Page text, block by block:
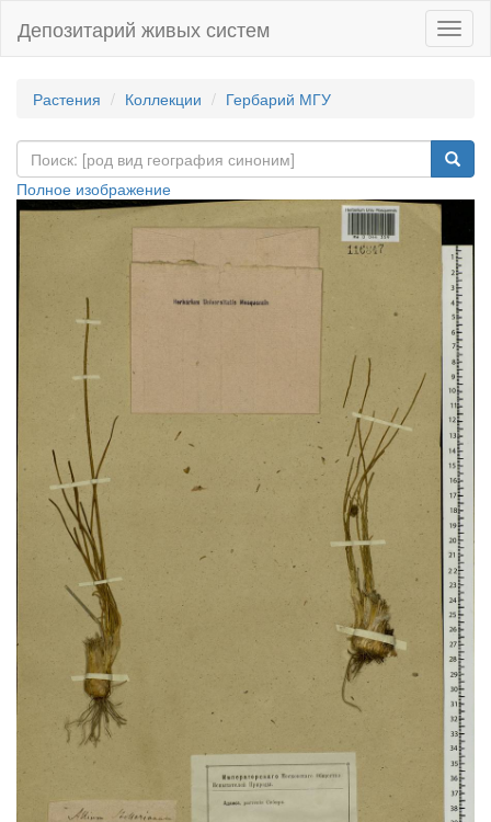
Депозитарий живых систем
Растения Коллекции Гербарий МГУ
Полное изображение